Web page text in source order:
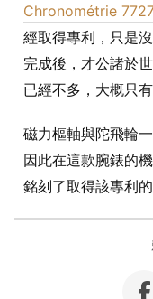
Chronométrie
經取得專利，只是
完成後，才公諸於
已經不多，大概只
磁力樞軸與陀飛輪
因此在這款腕錶的
銘刻了取得該專利